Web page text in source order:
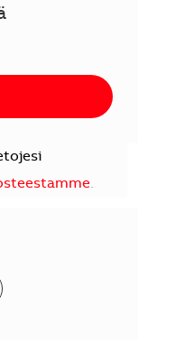
.
sähköpostilla